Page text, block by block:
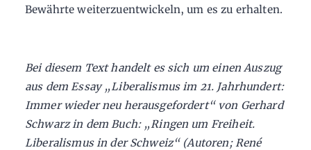
Bewährte weiterzuentwickeln, um es zu erhalten.
Bei diesem Text handelt es sich um einen Auszug
aus dem Essay „Liberalismus im 21. Jahrhundert:
Immer wieder neu herausgefordert“ von Gerhard
Schwarz in dem Buch: „Ringen um Freiheit.
Liberalismus in der Schweiz“ (Autoren; René